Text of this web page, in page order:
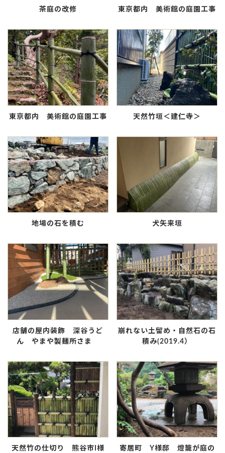
茶庭の改修 東京都内 美術館の庭園工事
東京都内 美術館の庭園工事 天然竹垣＜建仁寺＞
地場の石を積む 犬矢来垣
店舗の屋内装飾 深谷うど
ん やまや製麺所さま
崩れない土留め・自然石の石
積み(2019.4）
天然竹の仕切り 熊谷市I様
寄居町 Y様邸 燈籠が庭の